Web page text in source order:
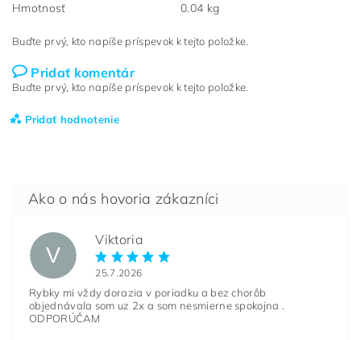
Hmotnosť 0.04 kg
Buďte prvý, kto napíše príspevok k tejto položke.
Pridať komentár
Buďte prvý, kto napíše príspevok k tejto položke.
Pridať hodnotenie
V
Viktoria
25.7.2026
Rybky mi vždy dorazia v poriadku a bez chorôb
objednávala som uz 2x a som nesmierne spokojna .
ODPORÚČAM